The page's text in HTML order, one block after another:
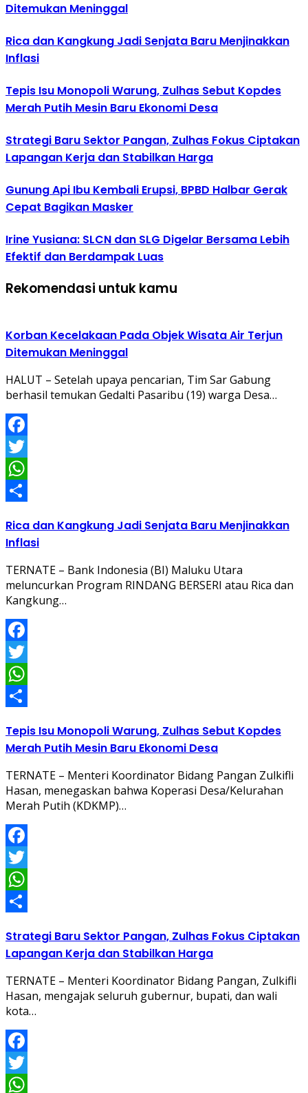
Ditemukan Meninggal
Rica dan Kangkung Jadi Senjata Baru Menjinakkan
Inflasi
Tepis Isu Monopoli Warung, Zulhas Sebut Kopdes
Merah Putih Mesin Baru Ekonomi Desa
Strategi Baru Sektor Pangan, Zulhas Fokus Ciptakan
Lapangan Kerja dan Stabilkan Harga
Gunung Api Ibu Kembali Erupsi, BPBD Halbar Gerak
Cepat Bagikan Masker
Irine Yusiana: SLCN dan SLG Digelar Bersama Lebih
Efektif dan Berdampak Luas
Rekomendasi untuk kamu
Korban Kecelakaan Pada Objek Wisata Air Terjun
Ditemukan Meninggal
HALUT – Setelah upaya pencarian, Tim Sar Gabung
berhasil temukan Gedalti Pasaribu (19) warga Desa…
Facebook
Twitter
WhatsApp
Rica dan Kangkung Jadi Senjata Baru Menjinakkan
Inflasi
TERNATE – Bank Indonesia (BI) Maluku Utara
meluncurkan Program RINDANG BERSERI atau Rica dan
Kangkung…
Facebook
Twitter
WhatsApp
Tepis Isu Monopoli Warung, Zulhas Sebut Kopdes
Merah Putih Mesin Baru Ekonomi Desa
TERNATE – Menteri Koordinator Bidang Pangan Zulkifli
Hasan, menegaskan bahwa Koperasi Desa/Kelurahan
Merah Putih (KDKMP)…
Facebook
Twitter
WhatsApp
Strategi Baru Sektor Pangan, Zulhas Fokus Ciptakan
Lapangan Kerja dan Stabilkan Harga
TERNATE – Menteri Koordinator Bidang Pangan, Zulkifli
Hasan, mengajak seluruh gubernur, bupati, dan wali
kota…
Facebook
Twitter